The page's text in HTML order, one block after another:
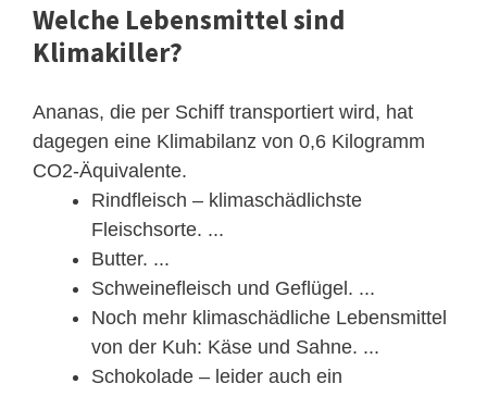
Welche Lebensmittel sind
Klimakiller?
Ananas, die per Schiff transportiert wird, hat
dagegen eine Klimabilanz von 0,6 Kilogramm
CO2-Äquivalente.
Rindfleisch – klimaschädlichste
Fleischsorte. ...
Butter. ...
Schweinefleisch und Geflügel. ...
Noch mehr klimaschädliche Lebensmittel
von der Kuh: Käse und Sahne. ...
Schokolade – leider auch ein